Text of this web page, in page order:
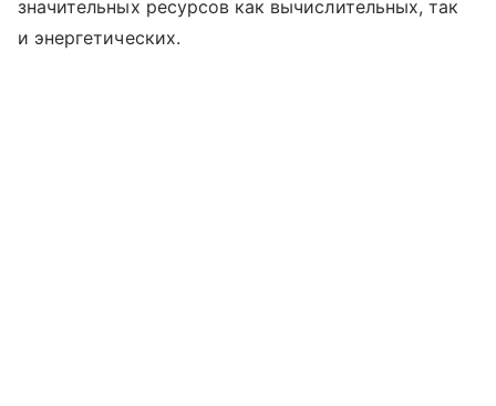
значительных ресурсов как вычислительных, так
и энергетических.